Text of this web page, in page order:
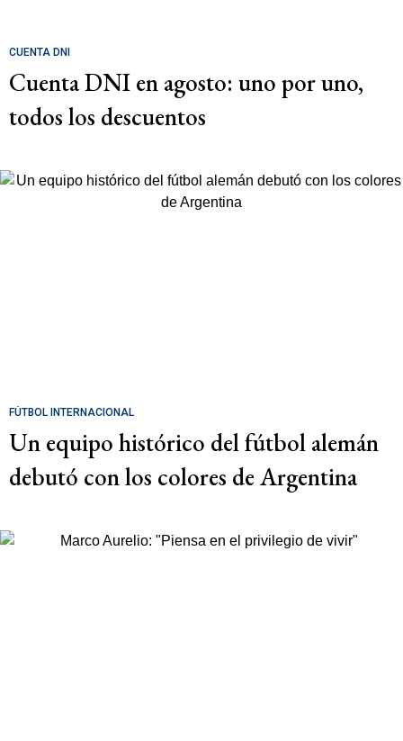
CUENTA DNI
Cuenta DNI en agosto: uno por uno,
todos los descuentos
FÚTBOL INTERNACIONAL
Un equipo histórico del fútbol alemán
debutó con los colores de Argentina